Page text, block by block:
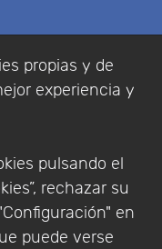
propias y de
experiencia y
pulsando el
rechazar su
en
puede verse